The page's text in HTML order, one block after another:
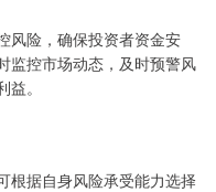
风险，确保投资者资金安
监控市场动态，及时预警风
。
根据自身风险承受能力选择